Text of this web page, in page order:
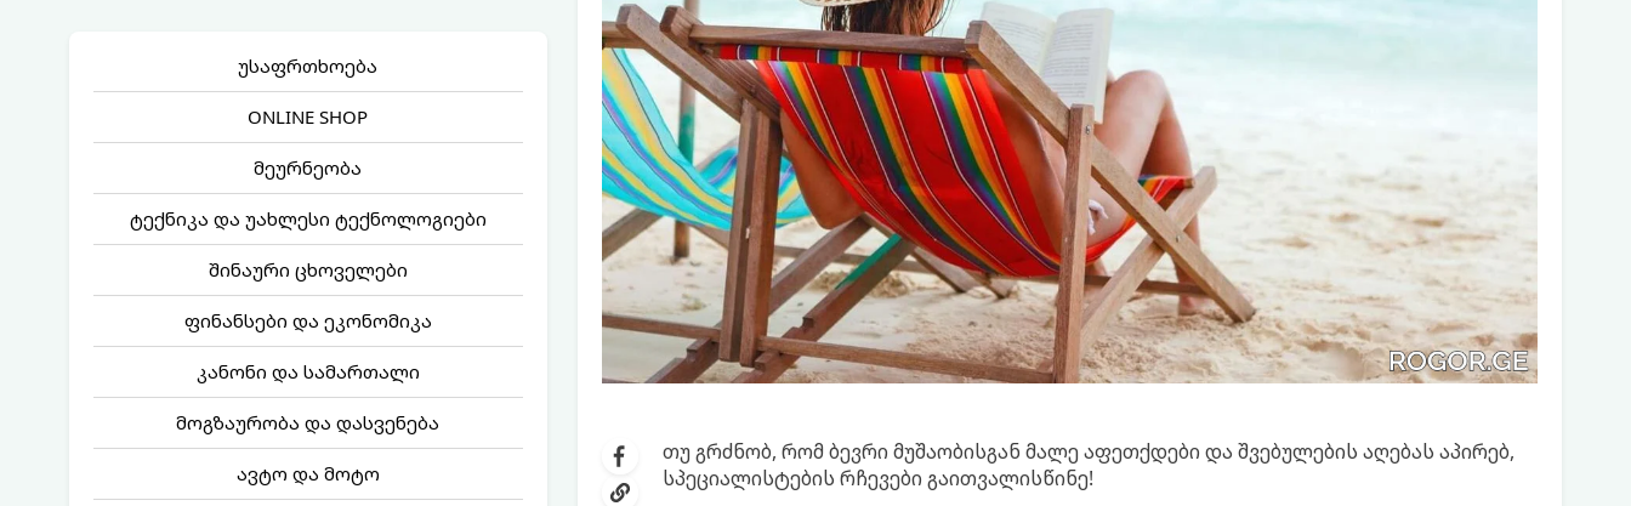
უსაფრთხოება
ONLINE SHOP
მეურნეობა
ტექნიკა და უახლესი ტექნოლოგიები
შინაური ცხოველები
ფინანსები და ეკონომიკა
კანონი და სამართალი
მოგზაურობა და დასვენება
ავტო და მოტო
თუ გრძნობ, რომ ბევრი მუშაობისგან მალე აფეთქდები და შვებულების აღებას აპირებ,
სპეციალისტების რჩევები გაითვალისწინე!